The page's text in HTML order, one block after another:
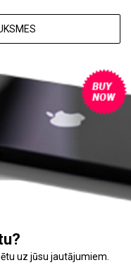
uz jūsu jautājumiem.